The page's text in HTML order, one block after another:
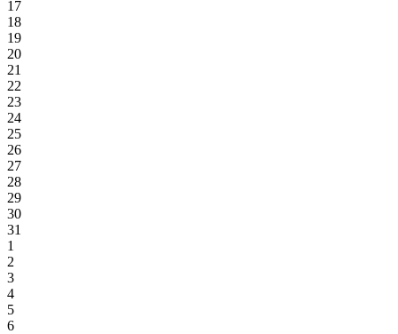
17
18
19
20
21
22
23
24
25
26
27
28
29
30
31
1
2
3
4
5
6